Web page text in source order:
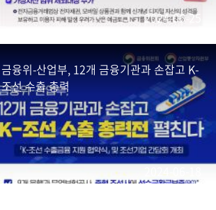
2024-06-25
금융위-산업부, 12개 금융기관과 손잡고 K-
조선 수출 총력